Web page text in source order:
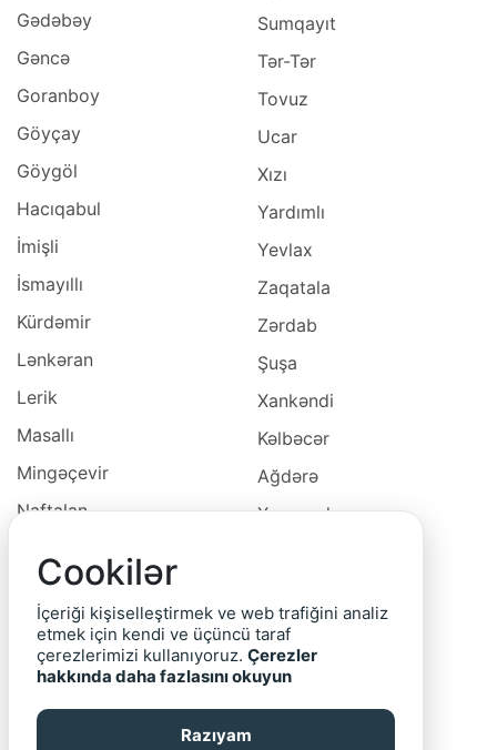
Gədəbəy
Gəncə
Goranboy
Göyçay
Göygöl
Hacıqabul
İmişli
İsmayıllı
Kürdəmir
Lənkəran
Lerik
Masallı
Mingəçevir
Naftalan
Neftçala
Oğuz
Ordubad
Sumqayıt
Tər-Tər
Tovuz
Ucar
Xızı
Yardımlı
Yevlax
Zaqatala
Zərdab
Şuşa
Xankəndi
Kəlbəcər
Ağdərə
Xocavəd
Cəbrayıl
Qubadlı
Cookilər
İçeriği kişiselleştirmek ve web trafiğini analiz
etmek için kendi ve üçüncü taraf
çerezlerimizi kullanıyoruz. Çerezler
hakkında daha fazlasını okuyun
Razıyam